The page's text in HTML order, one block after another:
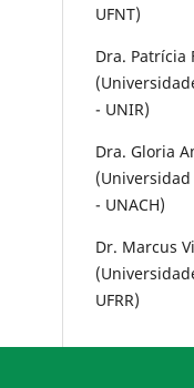
UFNT)
Dra. Patrícia
- UNIR)
Dra. Gloria
- UNACH)
Dr. Marcus
UFRR)